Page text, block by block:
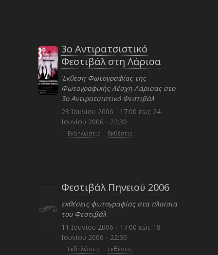
3ο Αντιρατσιστικό
Φεστιβάλ στη Λάρισα
Έκθεση Φωτογραφίας της
Φωτογραφικής Λέσχη Λάρισας στο
3ο Αντιρατσιστικό Φεστιβάλ
23 Ιουνίου 2006 - 17:00 εώς 24
Ιουνίου 2006 - 22:30
· Εκδηλώσεις Εκθέσεις
Φεστιβάλ Πηνειού 2006
εκθέσεις φωτογραφίας στα πλαίσια
του Φεστιβάλ
11 Ιουνίου 2006 - 17:00 εώς 18
Ιουνίου 2006 - 22:30
· Εκδηλώσεις Εκθέσεις